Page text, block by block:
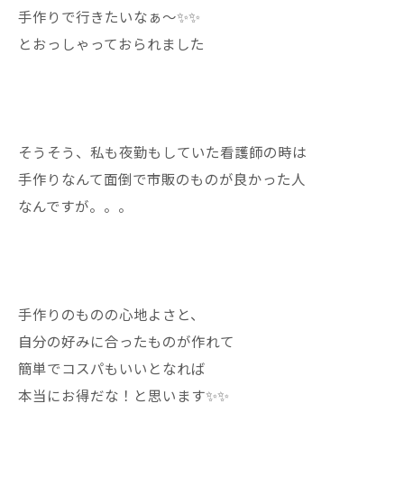
手作りで行きたいなぁ〜✨✨
とおっしゃっておられました
そうそう、私も夜勤もしていた看護師の時は
手作りなんて面倒で市販のものが良かった人
なんですが。。。
手作りのものの心地よさと、
自分の好みに合ったものが作れて
簡単でコスパもいいとなれば
本当にお得だな！と思います✨✨